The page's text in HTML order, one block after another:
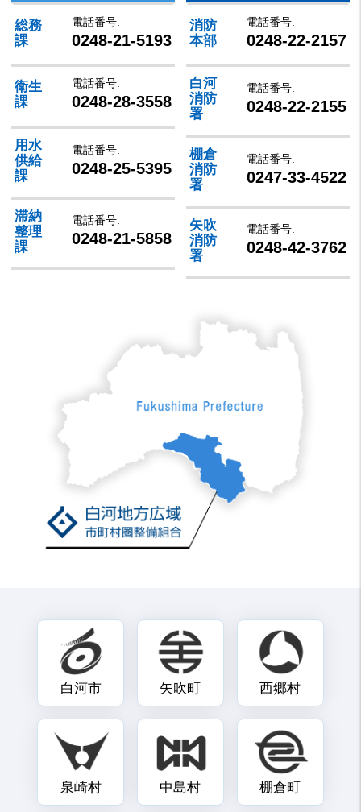
総務
課
電話番号.
0248-21-5193
衛生
課
電話番号.
0248-28-3558
用水
供給
課
電話番号.
0248-25-5395
滞納
整理
課
電話番号.
0248-21-5858
消防
本部
電話番号.
0248-22-2157
白河
消防
署
電話番号.
0248-22-2155
棚倉
消防
署
電話番号.
0247-33-4522
矢吹
消防
署
電話番号.
0248-42-3762
白河市 矢吹町 西郷村
泉崎村 中島村 棚倉町